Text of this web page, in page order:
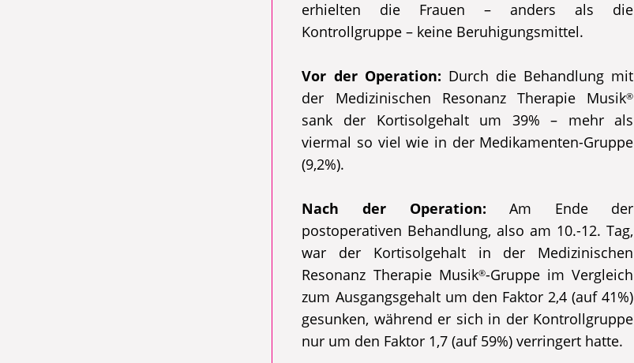
erhielten die Frauen – anders als die
Kontrollgruppe – keine Beruhigungsmittel.
Vor der Operation: Durch die Behandlung mit
der Medizinischen Resonanz Therapie Musik®
sank der Kortisolgehalt um 39% – mehr als
viermal so viel wie in der Medikamenten-Gruppe
(9,2%).
Nach der Operation: Am Ende der
postoperativen Behandlung, also am 10.-12. Tag,
war der Kortisolgehalt in der Medizinischen
Resonanz Therapie Musik®-Gruppe im Vergleich
zum Ausgangsgehalt um den Faktor 2,4 (auf 41%)
gesunken, während er sich in der Kontrollgruppe
nur um den Faktor 1,7 (auf 59%) verringert hatte.